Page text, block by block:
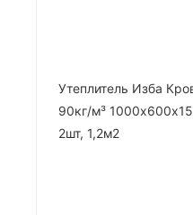
Утеплитель Изба
90кг/м³
2шт, 1,2м2